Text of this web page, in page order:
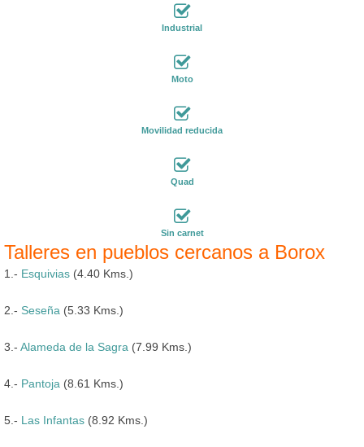
Industrial
Moto
Movilidad reducida
Quad
Sin carnet
Talleres en pueblos cercanos a Borox
1.- Esquivias (4.40 Kms.)
2.- Seseña (5.33 Kms.)
3.- Alameda de la Sagra (7.99 Kms.)
4.- Pantoja (8.61 Kms.)
5.- Las Infantas (8.92 Kms.)